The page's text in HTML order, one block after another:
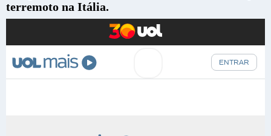
terremoto na Itália.